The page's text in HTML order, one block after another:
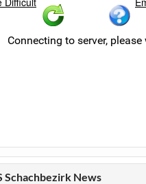
Schachbezirk News